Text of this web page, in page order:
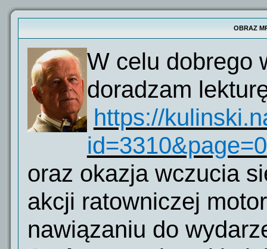
OBRAZ
W celu dobrego
doradzam
https://
id=3310&page=0
oraz okazja wczucia
akcji ratowniczej
nawiązaniu do